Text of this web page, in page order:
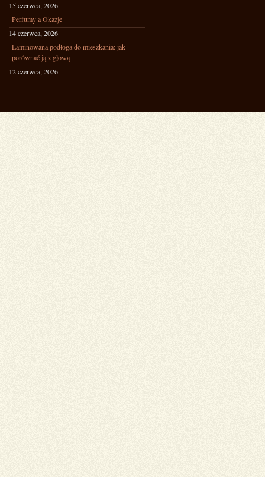
15 czerwca, 2026
Perfumy a Okazje
14 czerwca, 2026
Laminowana podłoga do mieszkania: jak
porównać ją z głową
12 czerwca, 2026